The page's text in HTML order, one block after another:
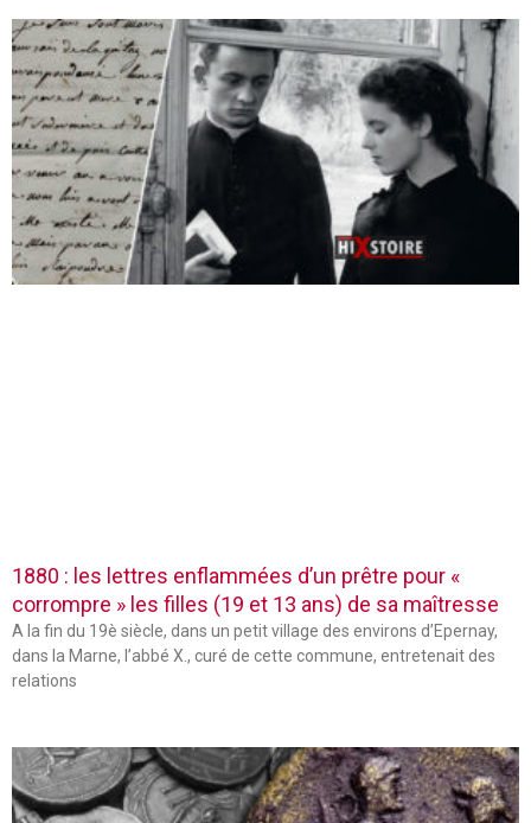
1880 : les lettres enflammées d’un prêtre pour «
corrompre » les filles (19 et 13 ans) de sa maîtresse
A la fin du 19è siècle, dans un petit village des environs d’Epernay,
dans la Marne, l’abbé X., curé de cette commune, entretenait des
relations